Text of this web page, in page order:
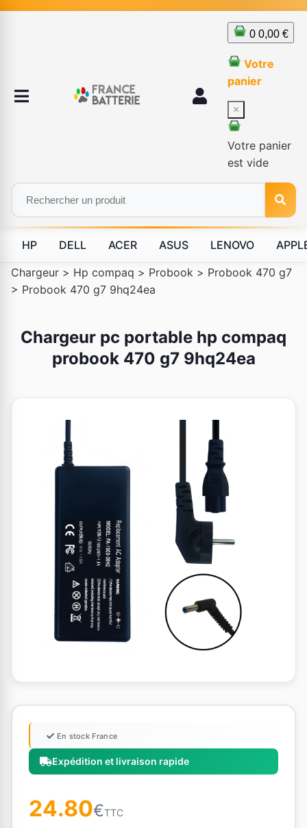
0 0,00 €
Votre
panier
×
Votre panier
est vide
HP DELL ACER ASUS LENOVO
Chargeur > Hp compaq > Probook > Probook 470 g7
> Probook 470 g7 9hq24ea
Chargeur pc portable hp compaq
probook 470 g7 9hq24ea
Expédition et livraison rapide
En stock France
24.80€TTC